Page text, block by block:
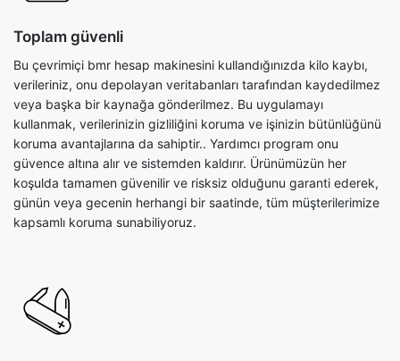
Toplam güvenli
Bu çevrimiçi bmr hesap makinesini kullandığınızda kilo kaybı,
verileriniz, onu depolayan veritabanları tarafından kaydedilmez
veya başka bir kaynağa gönderilmez. Bu uygulamayı
kullanmak, verilerinizin gizliliğini koruma ve işinizin bütünlüğünü
koruma avantajlarına da sahiptir.. Yardımcı program onu
güvence altına alır ve sistemden kaldırır. Ürünümüzün her
koşulda tamamen güvenilir ve risksiz olduğunu garanti ederek,
günün veya gecenin herhangi bir saatinde, tüm müşterilerimize
kapsamlı koruma sunabiliyoruz.